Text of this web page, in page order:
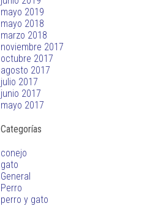
mayo 2019
mayo 2018
marzo 2018
noviembre 2017
octubre 2017
agosto 2017
julio 2017
junio 2017
mayo 2017
Categorías
conejo
gato
General
Perro
perro y gato